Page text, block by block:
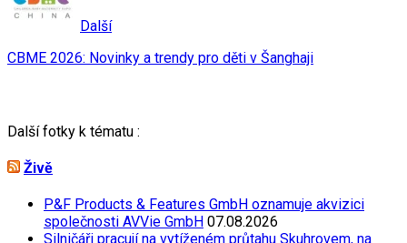
Další
CBME 2026: Novinky a trendy pro děti v Šanghaji
Další fotky k tématu :
Živě
P&F Products & Features GmbH oznamuje akvizici
společnosti AVVie GmbH 07.08.2026
Silničáři pracují na vytíženém průtahu Skuhrovem, na